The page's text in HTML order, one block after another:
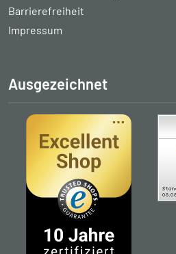
Barrierefreiheit
Impressum
Ausgezeichnet